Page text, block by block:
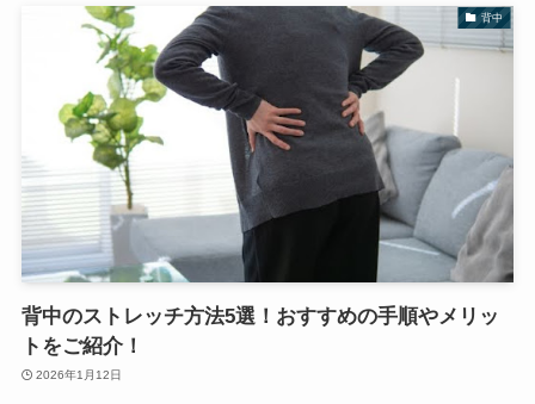
背中
背中のストレッチ方法5選！おすすめの手順やメリッ
トをご紹介！
2026年1月12日